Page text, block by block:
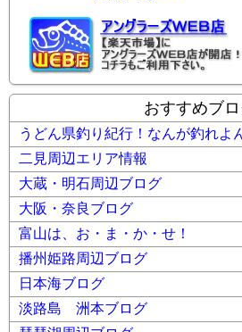
おすすめブ
うどん県釣り紀行！なんが釣れよ
二見周辺エリア情報
大蔵・明石周辺ブログ
大阪・奈良ブログ
富山は、お・ま・か・せ！
播州姫路周辺ブログ
日本海ブログ
淡路島 洲本ブログ